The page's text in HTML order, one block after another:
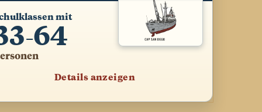
mit
–64
Details anzeigen